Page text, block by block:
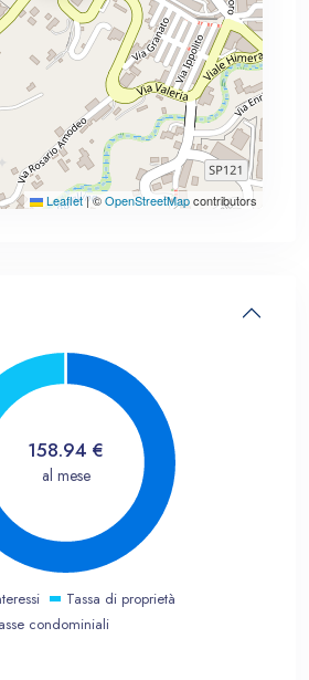
Leaflet|©OpenStreetMapcontributors
158.94 €
al mese
Tassa di proprietà
condominiali